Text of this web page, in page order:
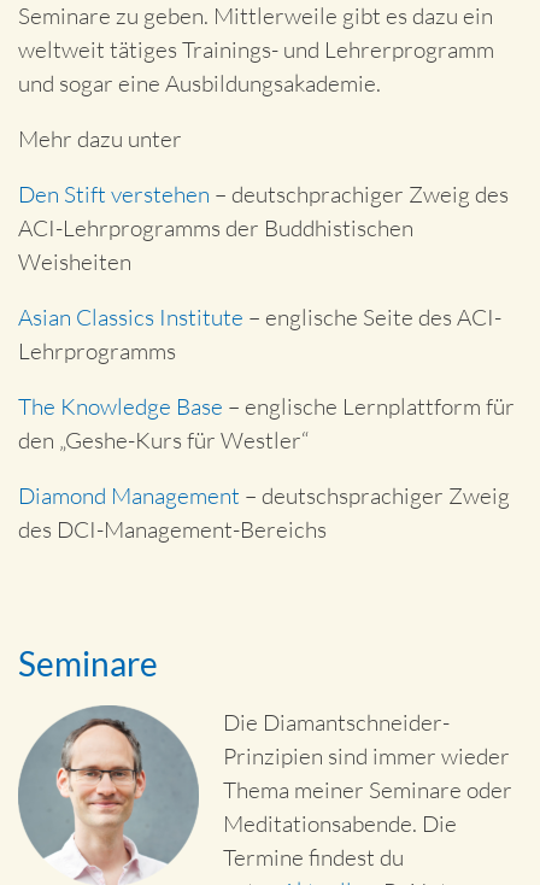
Seminare zu geben. Mittlerweile gibt es dazu ein
weltweit tätiges Trainings- und Lehrerprogramm
und sogar eine Ausbildungsakademie.
Mehr dazu unter
Den Stift verstehen – deutschprachiger Zweig des
ACI-Lehrprogramms der Buddhistischen
Weisheiten
Asian Classics Institute – englische Seite des ACI-
Lehrprogramms
The Knowledge Base – englische Lernplattform für
den „Geshe-Kurs für Westler“
Diamond Management – deutschsprachiger Zweig
des DCI-Management-Bereichs
Seminare
Die Diamantschneider-
Prinzipien sind immer wieder
Thema meiner Seminare oder
Meditationsabende. Die
Termine findest du